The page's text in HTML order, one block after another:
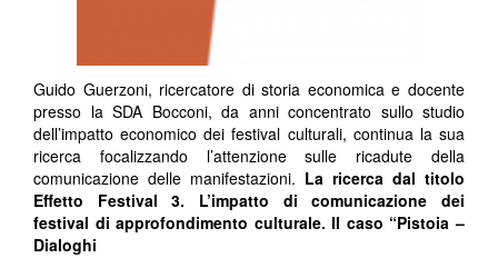
Guido Guerzoni, ricercatore di storia economica e docente
presso la SDA Bocconi, da anni concentrato sullo studio
dell’impatto economico dei festival culturali, continua la sua
ricerca focalizzando l’attenzione sulle ricadute della
comunicazione delle manifestazioni. La ricerca dal titolo
Effetto Festival 3. L’impatto di comunicazione dei
festival di approfondimento culturale. Il caso “Pistoia –
Dialoghi